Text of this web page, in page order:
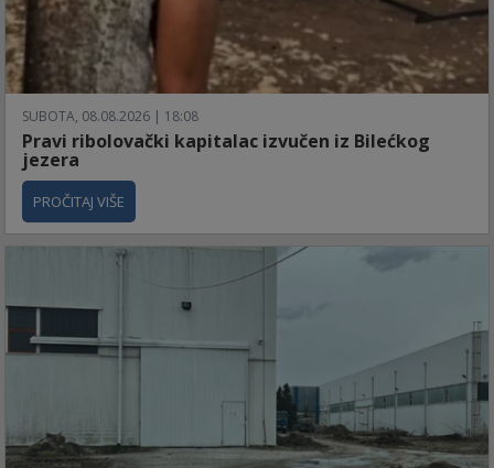
SUBOTA, 08.08.2026 | 18:08
Pravi ribolovački kapitalac izvučen iz Bilećkog
jezera
PROČITAJ VIŠE